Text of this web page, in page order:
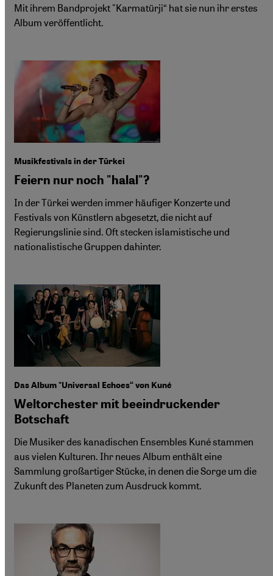
Mit ihrem Bandprojekt "Karmatürji“ hat sie nun ihr erstes
Album veröffentlicht.
Musikfestivals in der Türkei
Feiern nur noch "halal"?
In der Türkei werden immer häufiger Konzerte und
Festivals von Künstlern abgesetzt, die nicht auf
Regierungslinie sind. Oft stecken islamistische und
nationalistische Gruppen dahinter.
Das Album "Universal Echoes“ von Kuné
Weltorchester mit beeindruckender
Botschaft
Die Musiker des kanadischen Ensembles Kuné stammen
aus vielen Kulturen. Ihr neues Album enthält eine
Sammlung großartiger Stücke, in denen die Sorge um die
Zukunft des Planeten zum Ausdruck kommt.